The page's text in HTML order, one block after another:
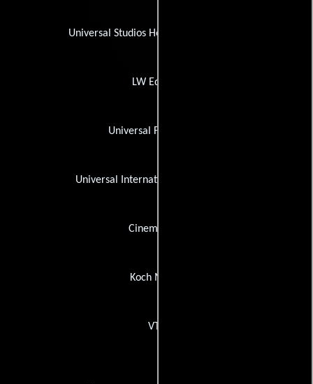
Universal Studios Home Entertainment
LW Editora
Universal Filmverleih
Universal International Pictures (UI)
Cinema Cult
Koch Media
VT4